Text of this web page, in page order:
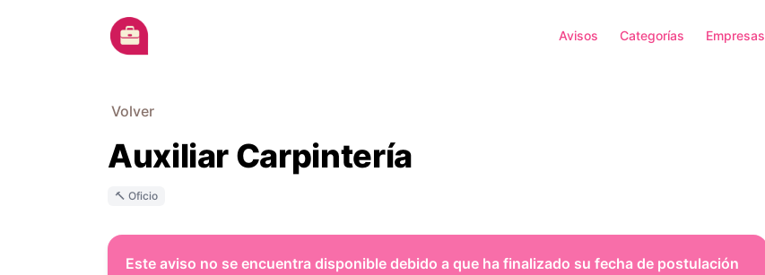
Avisos Categorías Empresas
Volver
Auxiliar Carpintería
🔨 Oficio
Este aviso no se encuentra disponible debido a que ha finalizado su fecha de postulación